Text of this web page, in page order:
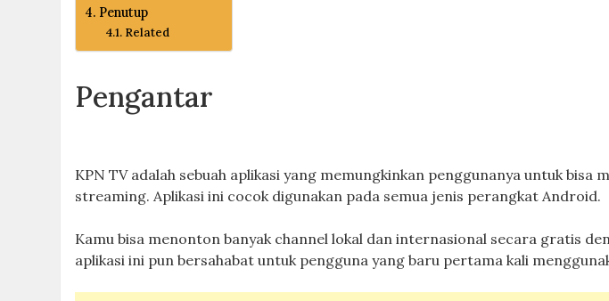
Penutup
Related
Pengantar
KPN TV adalah sebuah aplikasi yang memungkinkan penggunanya untuk bisa
streaming. Aplikasi ini cocok digunakan pada semua jenis perangkat Android.
Kamu bisa menonton banyak channel lokal dan internasional secara gratis
aplikasi ini pun bersahabat untuk pengguna yang baru pertama kali